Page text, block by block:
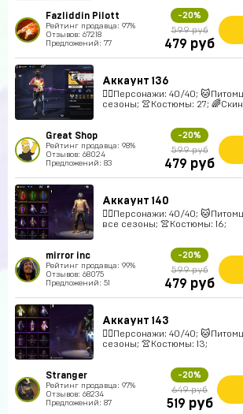
Fazliddin Pilott
Рейтинг продавца: 97%
Отзывов: 67218
Предложений: 77
-20%
599 руб
479 руб
Аккаунт 136
🚶‍♂️Персонажи: 40/40;
сезоны; 👚Костюмы: 27;
Great Shop
Рейтинг продавца: 98%
Отзывов: 68024
Предложений: 83
-20%
599 руб
479 руб
Аккаунт 140
🚶‍♂️Персонажи: 40/40;
все сезоны; 👚Костюмы: 16;
mirror inc
Рейтинг продавца: 99%
Отзывов: 68075
Предложений: 51
-20%
599 руб
479 руб
Аккаунт 143
🚶‍♂️Персонажи: 40/40;
сезоны; 👚Костюмы: 13;
Stranger
Рейтинг продавца: 97%
Отзывов: 68234
Предложений: 87
-20%
649 руб
519 руб